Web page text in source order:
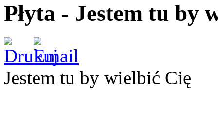
Płyta - Jestem tu by
Jestem tu by wielbić Cię